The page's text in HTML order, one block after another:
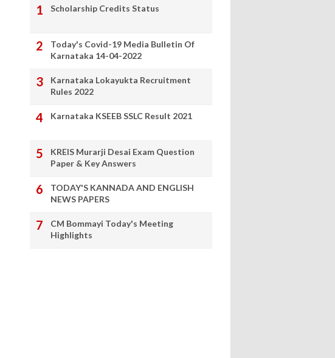
Scholarship Credits Status
Today's Covid-19 Media Bulletin Of
Karnataka 14-04-2022
Karnataka Lokayukta Recruitment
Rules 2022
Karnataka KSEEB SSLC Result 2021
KREIS Murarji Desai Exam Question
Paper & Key Answers
TODAY'S KANNADA AND ENGLISH
NEWS PAPERS
CM Bommayi Today's Meeting
Highlights